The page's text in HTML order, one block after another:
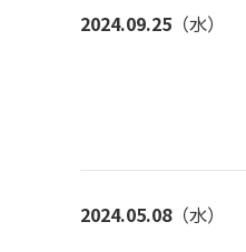
2024.09.25 （水）
2024.05.08（水）